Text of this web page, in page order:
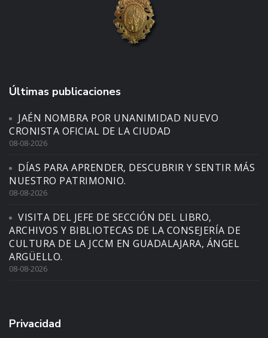
Últimas publicaciones
JAÉN NOMBRA POR UNANIMIDAD NUEVO
CRONISTA OFICIAL DE LA CIUDAD
08-08-2026
DÍAS PARA APRENDER, DESCUBRIR Y SENTIR MÁS
NUESTRO PATRIMONIO.
08-08-2026
VISITA DEL JEFE DE SECCIÓN DEL LIBRO,
ARCHIVOS Y BIBLIOTECAS DE LA CONSEJERÍA DE
CULTURA DE LA JCCM EN GUADALAJARA, ÁNGEL
ARGÜELLO.
08-08-2026
Privacidad